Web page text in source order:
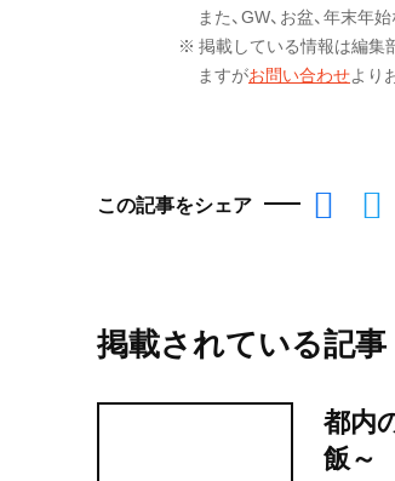
また、GW、お盆、年末
※ 掲載している情報は編集
ますがお問い合わせより
この記事をシェア
掲載されている記事
都内
飯～